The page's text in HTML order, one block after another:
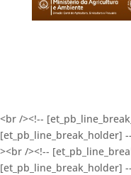
<br /><!--
[et_pb_line_break_holder]
><br /><!--
[et_pb_line_break_holder]